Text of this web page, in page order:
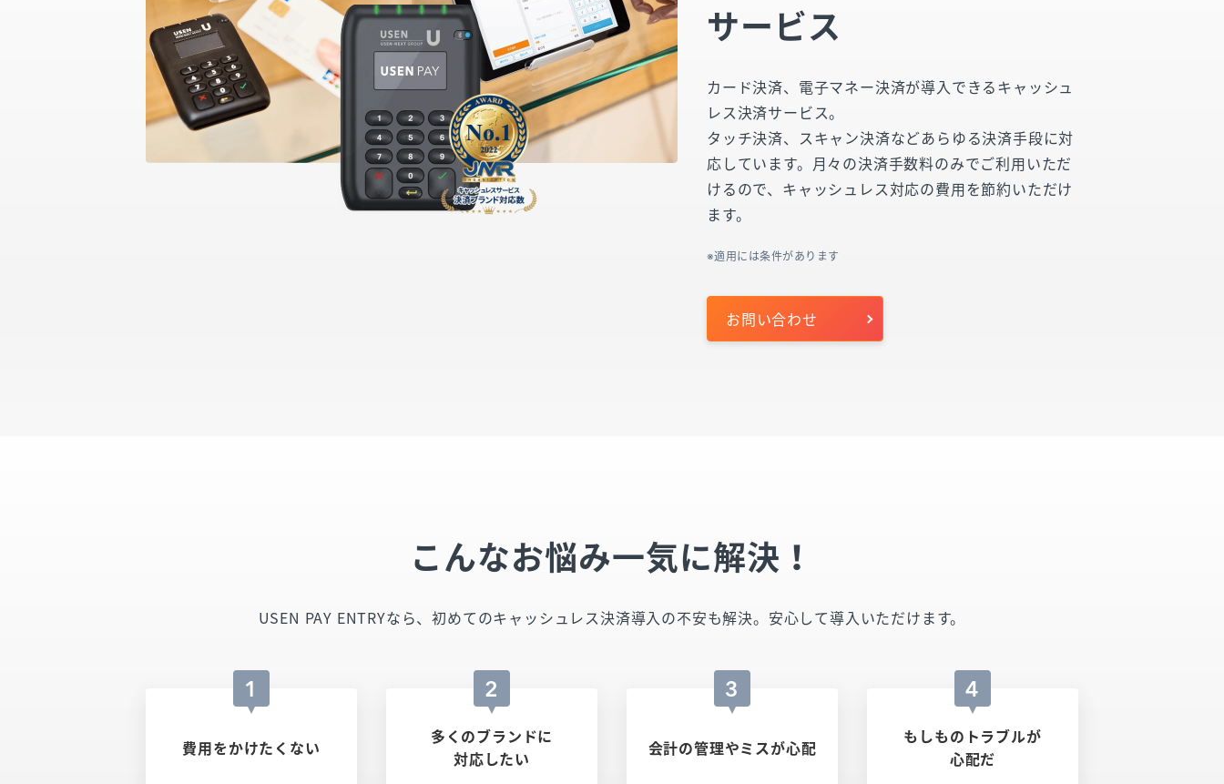
サービス
カード決済、電子マネー決済が導入できるキャッシュ
レス決済サービス。
タッチ決済、スキャン決済などあらゆる決済手段に対
応しています。月々の決済手数料のみでご利用いただ
けるので、キャッシュレス対応の費用を節約いただけ
ます。
適用には条件があります
お問い合わせ
こんなお悩み一気に解決！
USEN PAY ENTRYなら、初めてのキャッシュレス決済導入の不安も解決。安心して導入いただけます。
1
費用をかけたくない
2
多くのブランドに
対応したい
3
会計の管理やミスが心配
4
もしものトラブルが
心配だ